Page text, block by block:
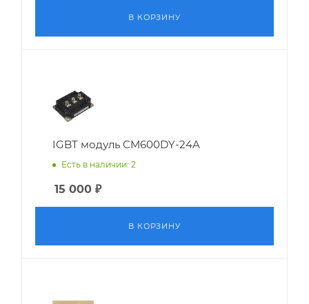
В КОРЗИНУ
IGBT модуль CM600DY-24A
Есть в наличии: 2
15 000 ₽
В КОРЗИНУ